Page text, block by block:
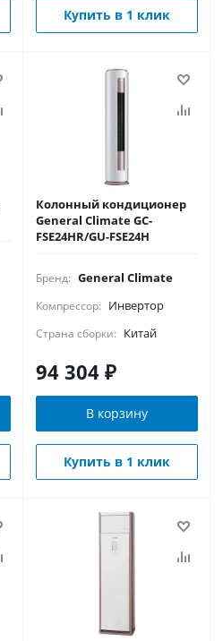
Купить в 1 клик
Колонный кондиционер
General Climate GC-
FSE24HR/GU-FSE24H
Бренд: General Climate
Компрессор: Инвертор
Страна сборки: Китай
94 304 ₽
В корзину
Купить в 1 клик